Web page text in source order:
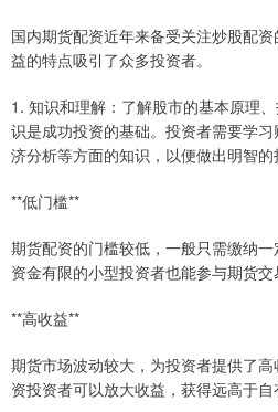
国内期货配资近年来备受关注炒股配
益的特点吸引了众多投资者。
1. 知识和理解：了解股市的基本原理
识是成功投资的基础。投资者需要学
济分析等方面的知识，以便做出明智的
**低门槛**
期货配资的门槛较低，一般只需缴纳
资金有限的小型投资者也能参与期货交
**高收益**
期货市场波动较大，为投资者提供了
资投资者可以放大收益，获得远高于自